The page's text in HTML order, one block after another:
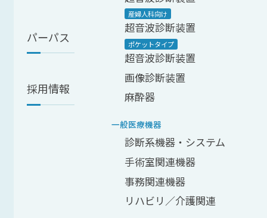
パーパス
採用情報
産婦人科向け
超音波診断装置
ポケットタイプ
超音波診断装置
画像診断装置
麻酔器
一般医療機器
診断系機器・システム
手術室関連機器
事務関連機器
リハビリ／介護関連